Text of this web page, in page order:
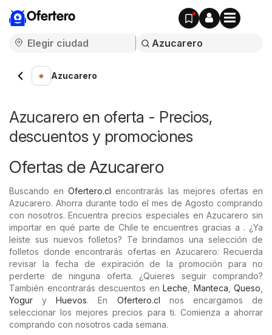
Ofertero
Azucarero
Azucarero en oferta - Precios,
descuentos y promociones
Ofertas de Azucarero
Buscando enOfertero.cl encontrarás las mejores ofertas en
Azucarero. Ahorra durante todo el mes de Agosto comprando
con nosotros. Encuentra precios especiales en Azucarero sin
importar en qué parte de Chile te encuentres gracias a . ¿Ya
leíste sus nuevos folletos? Te brindamos una selección de
folletos donde encontrarás ofertas en Azucarero: Recuerda
revisar la fecha de expiración de la promoción para no
perderte de ninguna oferta. ¿Quieres seguir comprando?
También encontrarás descuentos en Leche Manteca Queso
Yogur yHuevos. En Ofertero.cl nos encargamos de
seleccionar los mejores precios para ti. Comienza a ahorrar
comprando con nosotros cada semana.